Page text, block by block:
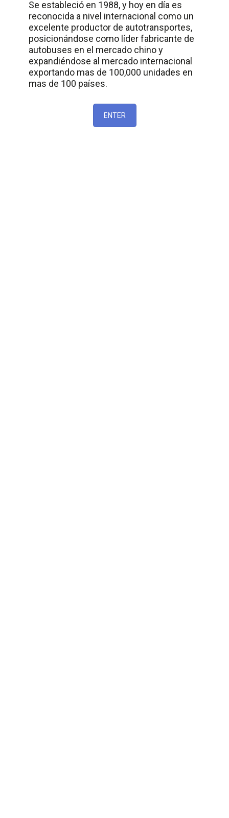
Se estableció en 1988, y hoy en día es
reconocida a nivel internacional como un
excelente productor de autotransportes,
posicionándose como líder fabricante de
autobuses en el mercado chino y
expandiéndose al mercado internacional
exportando mas de 100,000 unidades en
mas de 100 países.
ENTER